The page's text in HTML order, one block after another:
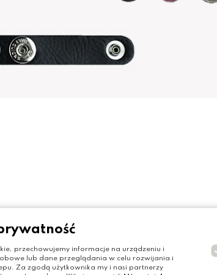
konto
konto
Olga Grzyb STILO
ul. Gałczyńskiego 24
przechowujemy informacje na urządzeniu i
lub dane przeglądania w celu rozwijania i
Za zgodą użytkownika my i nasi partnerzy